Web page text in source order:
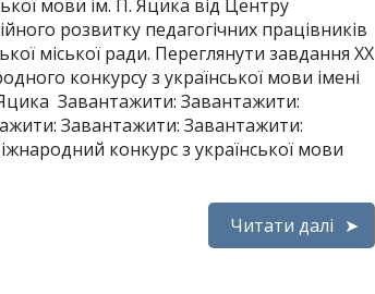
мови ім. П. Яцика від Центру
розвитку педагогічних працівників
міської ради. Переглянути завдання ХХ
конкурсу з української мови імені
Завантажити: Завантажити:
Завантажити: Завантажити:
конкурс з української мови
Читати далі